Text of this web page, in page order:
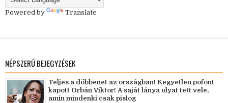
Powered by Translate
NÉPSZERŰ BEJEGYZÉSEK
Teljes a döbbenet az országban! Kegyetlen pofont
kapott Orbán Viktor! A saját lánya olyat tett vele,
amin mindenki csak pislog